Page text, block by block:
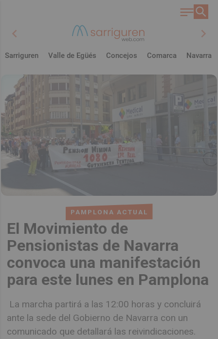
chevron_left chevron_right
Sarriguren Valle de Egüés Concejos Comarca Navarra
PAMPLONA ACTUAL
El Movimiento de
Pensionistas de Navarra
convoca una manifestación
para este lunes en Pamplona
La marcha partirá a las 12:00 horas y concluirá
ante la sede del Gobierno de Navarra con un
comunicado que detallará las reivindicaciones.